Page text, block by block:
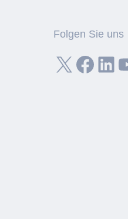
Folgen Sie uns
X Facebook LinkedIn YouTube